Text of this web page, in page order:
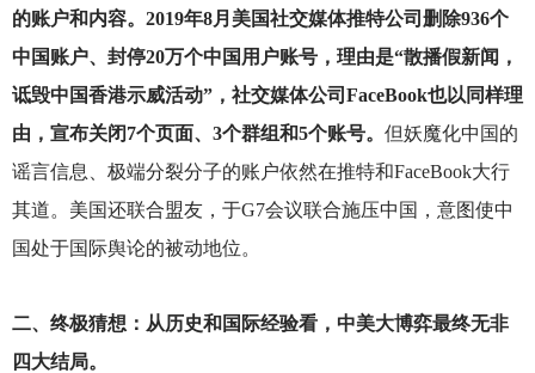
的账户和内容。2019年8月美国社交媒体推特公司删除936个
中国账户、封停20万个中国用户账号，理由是“散播假新闻，
诋毁中国香港示威活动”，社交媒体公司FaceBook也以同样理
由，宣布关闭7个页面、3个群组和5个账号。 但妖魔化中国的
谣言信息、极端分裂分子的账户依然在推特和FaceBook大行
其道。美国还联合盟友，于G7会议联合施压中国，意图使中
国处于国际舆论的被动地位。
二、终极猜想：从历史和国际经验看，中美大博弈最终无非
四大结局。